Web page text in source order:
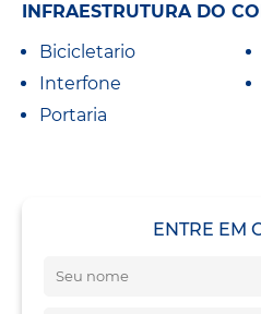
INFRAESTRUTURA DO
Bicicletario
Interfone
Portaria
ENTRE EM